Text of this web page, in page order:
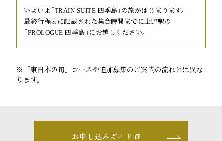
いよいよ｢TRAIN SUITE 四季島｣の旅がはじまります。
最終行程表に記載された集合時間までに上野駅の
｢PROLOGUE 四季島｣にお越しください。
※「東日本の旬」コースや追加募集のご案内の流れとは異な
ります。
お申し込みガイド